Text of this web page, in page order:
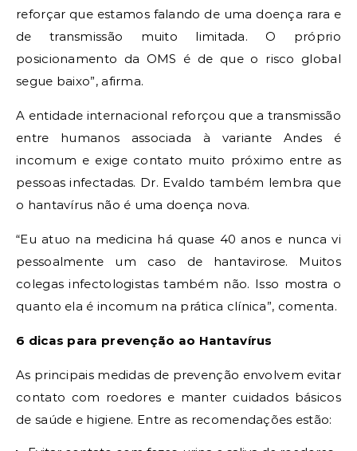
reforçar que estamos falando de uma doença rara e
de transmissão muito limitada. O próprio
posicionamento da OMS é de que o risco global
segue baixo”, afirma.
A entidade internacional reforçou que a transmissão
entre humanos associada à variante Andes é
incomum e exige contato muito próximo entre as
pessoas infectadas. Dr. Evaldo também lembra que
o hantavírus não é uma doença nova.
“Eu atuo na medicina há quase 40 anos e nunca vi
pessoalmente um caso de hantavirose. Muitos
colegas infectologistas também não. Isso mostra o
quanto ela é incomum na prática clínica”, comenta.
6 dicas para prevenção ao Hantavírus
As principais medidas de prevenção envolvem evitar
contato com roedores e manter cuidados básicos
de saúde e higiene. Entre as recomendações estão: